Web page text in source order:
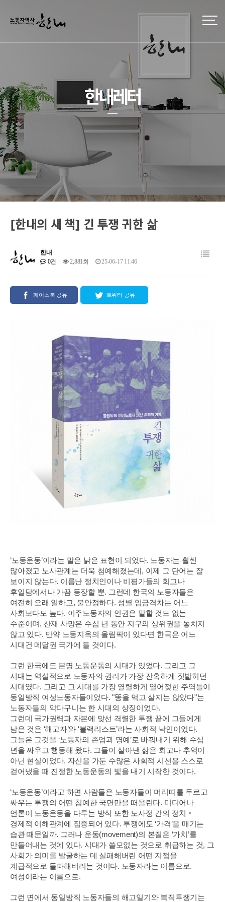
한내레터
[한내의 새 책] 긴 투쟁 귀한 삶
한내
0건
2,881회 25-06-17 11:46
페이스북 공유 트위터 공유
‘노동운동’이라는 말은 낡은 표현이 되었다. 노동자는 훨씬
많아졌고 노사관계는 더욱 첨예해졌는데, 이제 그 단어는 잘
보이지 않는다. 이름난 정치인이나 비평가들의 회고나
후일담에서나 가끔 등장할 뿐. 그런데 한국의 노동자들은
여전히 오래 일하고, 불안정하다. 성별 임금격차는 어느
사회보다도 높다. 이주노동자의 인권은 말할 것도 없는
수준이며, 산재 사망은 수십 년 동안 지구의 상위권을 놓치지
않고 있다. 만약 노동지옥의 올림픽이 있다면 한국은 어느
시대건 메달권 국가에 들 것이다.
그런 한국에도 분명 노동운동의 시대가 있었다. 그리고 그
시대는 역설적으로 노동자의 권리가 가장 잔혹하게 짓밟히던
시대였다. 그리고 그 시대를 가장 열렬하게 열어젖힌 주역들이
동일방직 여성노동자들이었다. "똥을 먹고 살지는 않았다"는
노동자들의 악다구니는 한 시대의 상징이었다.
그런데 국가권력과 자본에 맞선 격렬한 투쟁 끝에 그들에게
남은 것은 ‘해고자’와 ‘블랙리스트’라는 사회적 낙인이었다.
그들은 그것을 ‘노동자의 존엄과 명예’로 바꿔내기 위해 수십
년을 싸우고 행동해 왔다. 그들이 살아낸 삶은 회고나 추억이
아닌 현실이었다. 자신을 가둔 수많은 사회적 시선을 스스로
걷어냈을 때 진정한 노동운동의 빛을 내기 시작한 것이다.
‘노동운동’이라고 하면 사람들은 노동자들이 머리띠를 두르고
싸우는 투쟁의 어떤 첨예한 국면만을 떠올린다. 미디어나
언론이 노동운동을 다루는 방식 또한 노사정 간의 정치‧
경제적 이해관계에 집중되어 있다. 투쟁에도 ‘가격’을 매기는
습관 때문일까. 그러나 운동(movement)의 본질은 ‘가치’를
만들어내는 것에 있다. 시대가 쓸모없는 것으로 취급하는 것, 그
사회가 의미를 발굴하는 데 실패해버린 어떤 지점을
계급적으로 돌파해버리는 것이다. 노동자라는 이름으로.
여성이라는 이름으로.
그런 면에서 동일방직 노동자들의 해고일기와 복직투쟁기는